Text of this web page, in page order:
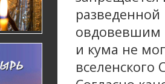
овдовевшим
и кума не
вселенского